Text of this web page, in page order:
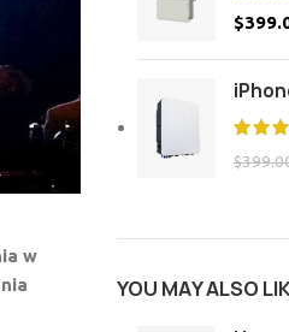
w
$
$
YOU MAY ALSO